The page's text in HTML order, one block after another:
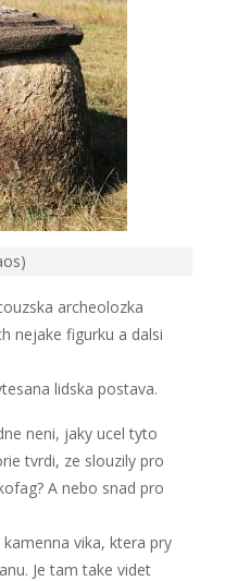
archeolozka
nejake figurku a dalsi
lidska postava.
neni, jaky ucel tyto
tvrdi, ze slouzily pro
A nebo snad pro
vika, ktera pry
Je tam take videt